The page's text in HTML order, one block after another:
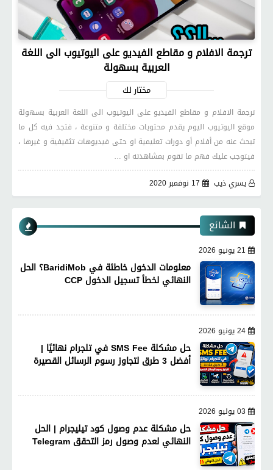
ترجمة الافلام و مقاطع الفيديو على اليوتيوب الى اللغة
العربية بسهولة
مختار لك
ترجمة الافلام و مقاطع الفيديو على اليوتيوب الى اللغة العربية بسهولة
موقع اليوتيوب اليوم يقدم محتويات مختلفة و متنوعة ، فتجد فيه كل ما
تبحث عنه من أفلام أو دورات تعليمية او حتى فيديوهات تثقيفية و غيرها ،
فيتوجب عليك فهم ما تقوم بمشاهدته او …
يسري ذيب
17 نوفمبر 2020
الشائع
21 يونيو 2026
معلومات الدخول خاطئة في BaridiMob؟ الحل
النهائي لخطأ تسجيل الدخول CCP
24 يونيو 2026
حل مشكلة SMS Fee في تلجرام نهائيًا |
أفضل 3 طرق لتجاوز رسوم الرسائل القصيرة
03 يوليو 2026
حل مشكلة عدم وصول كود تيليجرام | الحل
النهائي لعدم وصول رمز التحقق Telegram